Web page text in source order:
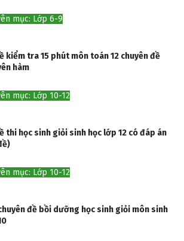
mục: Lớp 6-9
kiểm tra 15 phút môn toán 12 chuyên đề
hàm
mục: Lớp 10-12
thi học sinh giỏi sinh học lớp 12 có đáp án
mục: Lớp 10-12
đề bồi dưỡng học sinh giỏi môn sinh